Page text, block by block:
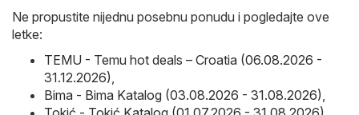
Ne propustite nijednu posebnu ponudu i pogledajte ove
letke:
TEMU - Temu hot deals – Croatia (06.08.2026 -
31.12.2026)
Bima - Bima Katalog (03.08.2026 - 31.08.2026)